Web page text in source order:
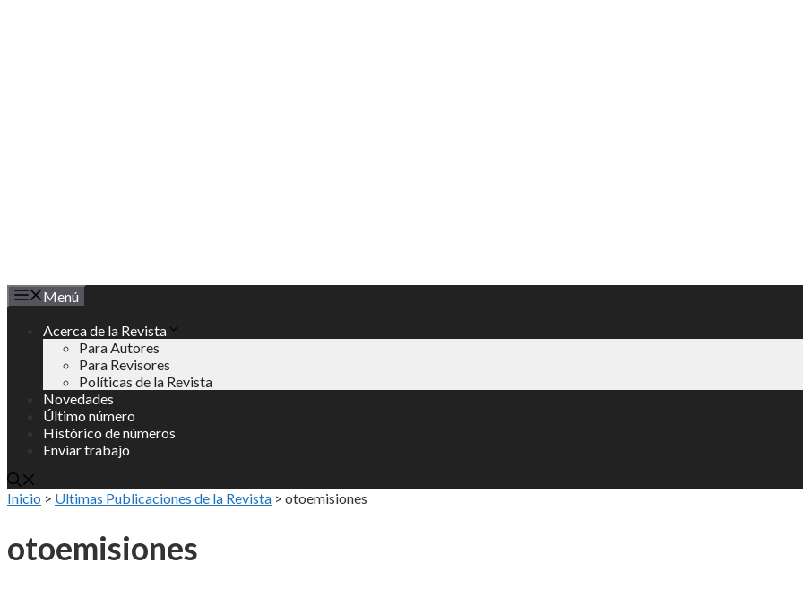
Menú
Acerca de la Revista
Para Autores
Para Revisores
Políticas de la Revista
Novedades
Último número
Histórico de números
Enviar trabajo
Inicio > Ultimas Publicaciones de la Revista > otoemisiones
otoemisiones